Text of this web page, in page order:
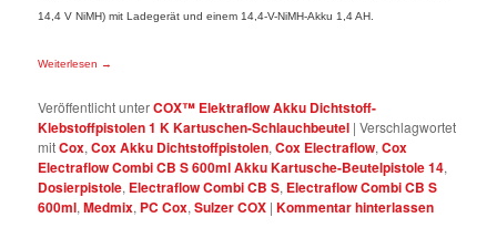
14,4 V NiMH) mit Ladegerät und einem 14,4-V-NiMH-Akku 1,4 AH.
Weiterlesen →
Veröffentlicht unterCOX™ Elektraflow Akku Dichtstoff-
Klebstoffpistolen 1 K Kartuschen-Schlauchbeutel |Verschlagwortet
mitCox,Cox Akku Dichtstoffpistolen,Cox Electraflow,Cox
Electraflow Combi CB S 600ml Akku Kartusche-Beutelpistole 14,
Dosierpistole, Electraflow Combi CB S, Electraflow Combi CB S
600ml,Medmix, PC Cox,Sulzer COX |Kommentar hinterlassen